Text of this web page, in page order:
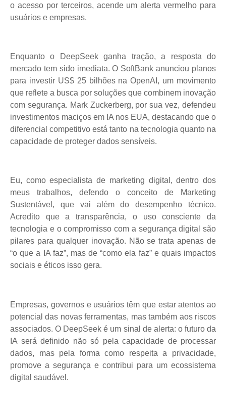
o acesso por terceiros, acende um alerta vermelho para
usuários e empresas.
Enquanto o DeepSeek ganha tração, a resposta do
mercado tem sido imediata. O SoftBank anunciou planos
para investir US$ 25 bilhões na OpenAI, um movimento
que reflete a busca por soluções que combinem inovação
com segurança. Mark Zuckerberg, por sua vez, defendeu
investimentos maciços em IA nos EUA, destacando que o
diferencial competitivo está tanto na tecnologia quanto na
capacidade de proteger dados sensíveis.
Eu, como especialista de marketing digital, dentro dos
meus trabalhos, defendo o conceito de Marketing
Sustentável, que vai além do desempenho técnico.
Acredito que a transparência, o uso consciente da
tecnologia e o compromisso com a segurança digital são
pilares para qualquer inovação. Não se trata apenas de
“o que a IA faz”, mas de “como ela faz” e quais impactos
sociais e éticos isso gera.
Empresas, governos e usuários têm que estar atentos ao
potencial das novas ferramentas, mas também aos riscos
associados. O DeepSeek é um sinal de alerta: o futuro da
IA será definido não só pela capacidade de processar
dados, mas pela forma como respeita a privacidade,
promove a segurança e contribui para um ecossistema
digital saudável.